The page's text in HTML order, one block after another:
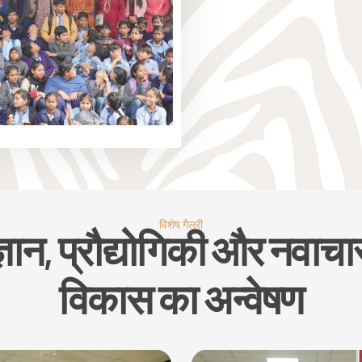
विशेष गैलरी
प्रौद्योगिकी और
विकास का अन्वेषण